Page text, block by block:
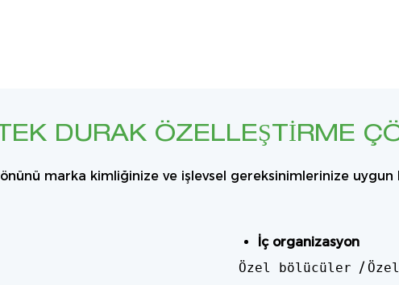
TEK DURAK ÖZELLEŞTIRME
marka kimliğinize ve işlevsel gereksinimlerinize
İç organizasyon
Özel bölücüler /